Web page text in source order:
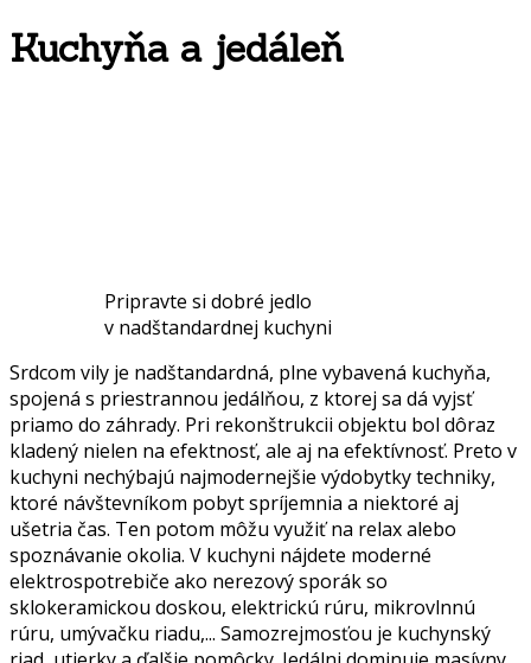
Kuchyňa a jedáleň
Pripravte si dobré jedlo
v nadštandardnej kuchyni
Srdcom vily je nadštandardná, plne vybavená kuchyňa,
spojená s priestrannou jedálňou, z ktorej sa dá vyjsť
priamo do záhrady. Pri rekonštrukcii objektu bol dôraz
kladený nielen na efektnosť, ale aj na efektívnosť. Preto v
kuchyni nechýbajú najmodernejšie výdobytky techniky,
ktoré návštevníkom pobyt spríjemnia a niektoré aj
ušetria čas. Ten potom môžu využiť na relax alebo
spoznávanie okolia. V kuchyni nájdete moderné
elektrospotrebiče ako nerezový sporák so
sklokeramickou doskou, elektrickú rúru, mikrovlnnú
rúru, umývačku riadu,... Samozrejmosťou je kuchynský